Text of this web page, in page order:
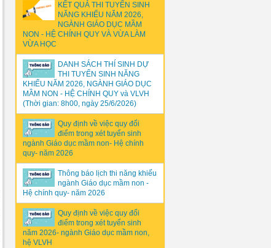
KẾT QUẢ THI TUYỂN SINH
NĂNG KHIẾU NĂM 2026,
NGÀNH GIÁO DỤC MẦM
NON - HỆ CHÍNH QUY VÀ VỪA LÀM
VỪA HỌC
DANH SÁCH THÍ SINH DỰ
THI TUYỂN SINH NĂNG
KHIẾU NĂM 2026, NGÀNH GIÁO DỤC
MẦM NON - HỆ CHÍNH QUY và VLVH
(Thời gian: 8h00, ngày 25/6/2026)
Quy định về việc quy đổi
điểm trong xét tuyển sinh
ngành Giáo dục mầm non- Hệ chính
quy- năm 2026
Thông báo lịch thi năng khiếu
ngành Giáo dục mầm non -
Hệ chính quy- năm 2026
Quy định về việc quy đổi
điểm trong xét tuyển sinh
năm 2026- ngành Giáo dục mầm non,
hệ VLVH